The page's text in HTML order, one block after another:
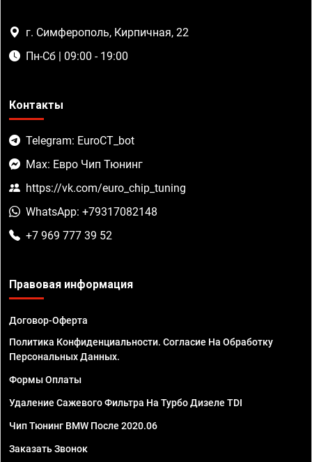
г. Симферополь, Кирпичная, 22
Пн-Сб | 09:00 - 19:00
Контакты
Telegram: EuroCT_bot
Max: Евро Чип Тюнинг
https://vk.com/euro_chip_tuning
WhatsApp: +79317082148
+7 969 777 39 52
Правовая информация
Договор-Оферта
Политика Конфиденциальности. Согласие На Обработку
Персональных Данных.
Формы Оплаты
Удаление Сажевого Фильтра На Турбо Дизеле TDI
Чип Тюнинг BMW После 2020.06
Заказать Звонок